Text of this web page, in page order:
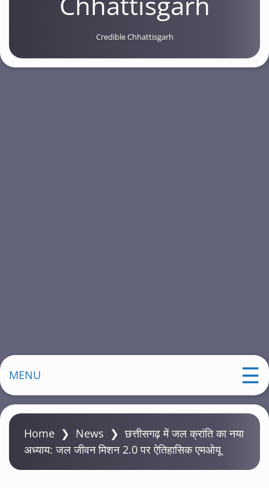
Credible Chhattisgarh
MENU
Home ❯ News ❯छत्तीसगढ़ में जल क्रांति का नया
अध्याय: जल जीवन मिशन 2.0 पर ऐतिहासिक एमओयू